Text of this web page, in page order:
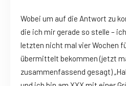
Wobei um auf die Antwort zu
die ich mir gerade so stelle –
letzten nicht mal vier Wochen
übermittelt bekommen (jetzt
zusammenfassend gesagt)